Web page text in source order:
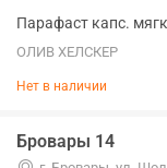
Парафаст капс.
ОЛИВ ХЕЛСКЕР
Нет в наличии
Бровары 14